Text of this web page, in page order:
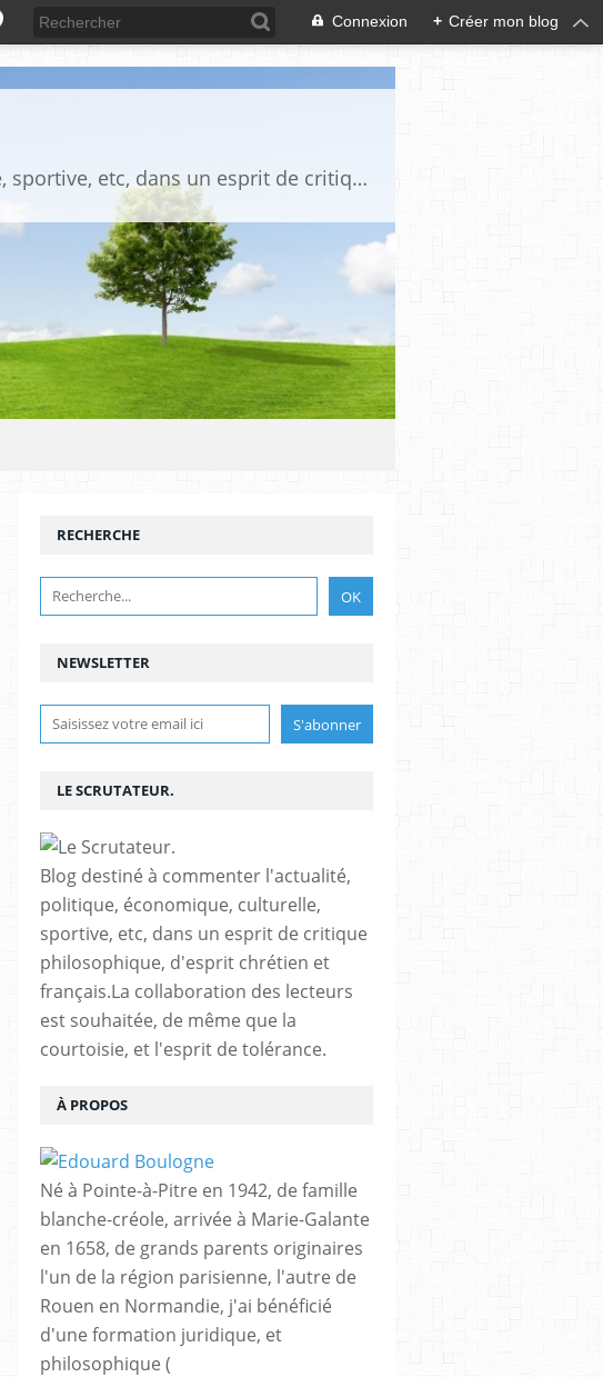
Connexion + Créer mon blog
Blog destiné à commenter l'actualité, politique, économique, culturelle, sportive, etc, dans un esprit de critique philosophique, d'esprit chrétien et français.La collaboration des lecteurs est souhaitée, de même que la courtoisie, et l'esprit de tolérance.
NEWSLETTER
RECHERCHE
LE SCRUTATEUR.
Blog destiné à commenter l'actualité,
politique, économique, culturelle,
sportive, etc, dans un esprit de critique
philosophique, d'esprit chrétien et
français.La collaboration des lecteurs
est souhaitée, de même que la
courtoisie, et l'esprit de tolérance.
À PROPOS
Né à Pointe-à-Pitre en 1942, de famille
blanche-créole, arrivée à Marie-Galante
en 1658, de grands parents originaires
l'un de la région parisienne, l'autre de
Rouen en Normandie, j'ai bénéficié
d'une formation juridique, et
philosophique (